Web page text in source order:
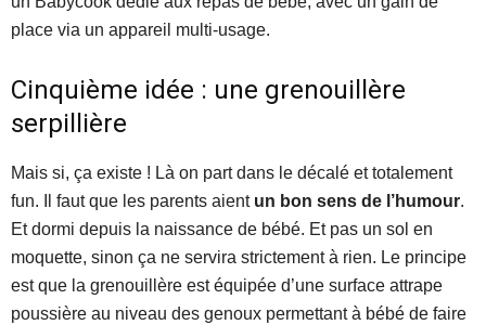
place via un appareil multi-usage.
Cinquième idée : une grenouillère
serpillière
Mais si, ça existe ! Là on part dans le décalé et totalement
fun. Il faut que les parents aient un bon sens de l’humour.
Et dormi depuis la naissance de bébé. Et pas un sol en
moquette, sinon ça ne servira strictement à rien. Le principe
est que la grenouillère est équipée d’une surface attrape
poussière au niveau des genoux permettant à bébé de faire